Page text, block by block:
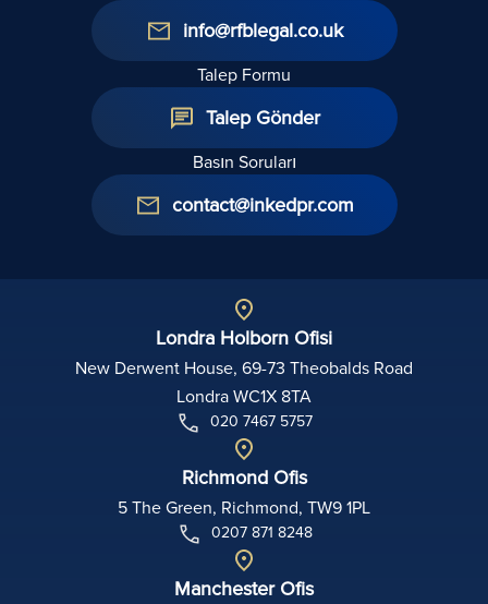
info@rfblegal.co.uk
Talep Formu
Talep Gönder
Basın Soruları
contact@inkedpr.com
Londra Holborn Ofisi
New Derwent House, 69-73 Theobalds Road
Londra WC1X 8TA
020 7467 5757
Richmond Ofis
5 The Green, Richmond, TW9 1PL
0207 871 8248
Manchester Ofis